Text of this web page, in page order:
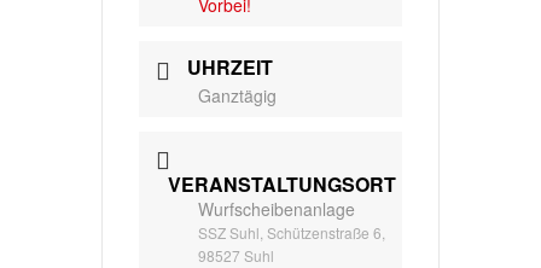
UHRZEIT
Ganztägig
VERANSTALTUNGSORT
Wurfscheibenanlage
SSZ Suhl, Schützenstraße 6,
98527 Suhl